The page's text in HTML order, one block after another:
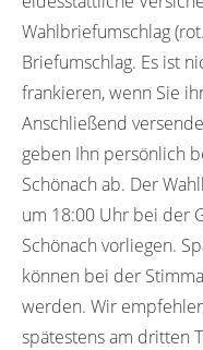
Wahlbriefumschlag
Briefumschlag. Es ist
frankieren, wenn Sie
Anschließend
geben Ihn persönlich
Schönach ab. Der
um 18:00 Uhr bei der
Schönach vorliegen.
können bei der
werden. Wir
spätestens am dritten